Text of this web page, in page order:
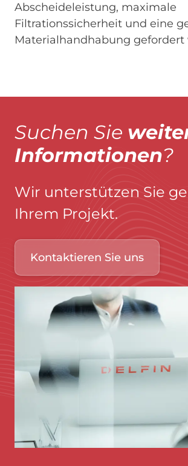
Abscheideleistung, maximale
Filtrationssicherheit und eine
Materialhandhabung gefordert
Suchen Sie
Informationen?
Wir unterstützen Sie
Ihrem Projekt.
Kontaktieren Sie uns